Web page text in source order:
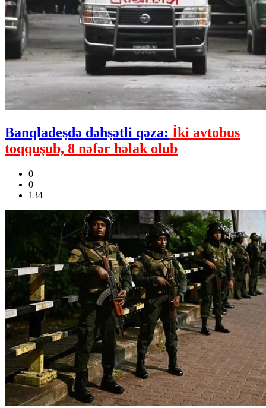
Banqladeşdə dəhşətli qəza: İki avtobus
toqquşub, 8 nəfər həlak olub
0
0
134